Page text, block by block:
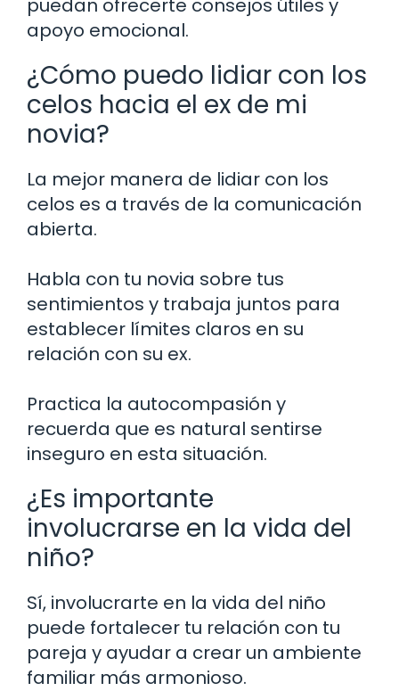
puedan ofrecerte consejos útiles y
apoyo emocional.
¿Cómo puedo lidiar con los
celos hacia el ex de mi
novia?
La mejor manera de lidiar con los
celos es a través de la comunicación
abierta.
Habla con tu novia sobre tus
sentimientos y trabaja juntos para
establecer límites claros en su
relación con su ex.
Practica la autocompasión y
recuerda que es natural sentirse
inseguro en esta situación.
¿Es importante
involucrarse en la vida del
niño?
Sí, involucrarte en la vida del niño
puede fortalecer tu relación con tu
pareja y ayudar a crear un ambiente
familiar más armonioso.